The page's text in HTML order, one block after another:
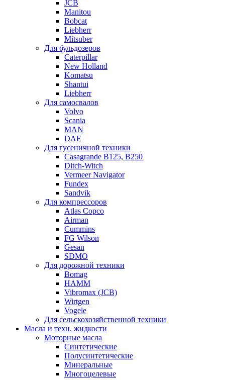
JCB
Manitou
Bobcat
Liebherr
Mitsuber
Для бульдозеров
Caterpillar
New Holland
Komatsu
Shantui
Liebherr
Для самосвалов
Volvo
Scania
MAN
DAF
Для гусеничной техники
Casagrande B125, B250
Ditch-Witch
Vermeer Navigator
Fundex
Sandvik
Для компрессоров
Atlas Copco
Airman
Cummins
FG Wilson
Gesan
SDMO
Для дорожной техники
Bomag
HAMM
Vibromax (JCB)
Wirtgen
Vogele
Для сельскохозяйственной техники
Масла и техн. жидкости
Моторные масла
Синтетические
Полусинтетические
Минеральные
Многоцелевые